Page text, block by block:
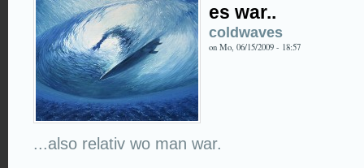
es war..
coldwaves
on Mo, 06/15/2009 - 18:57
...also relativ wo man war.